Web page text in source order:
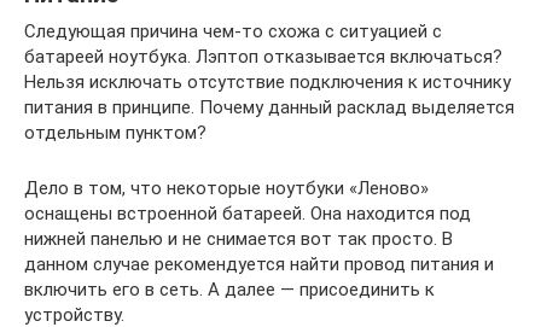
Следующая причина чем-то схожа с ситуацией с
батареей ноутбука. Лэптоп отказывается включаться?
Нельзя исключать отсутствие подключения к источнику
питания в принципе. Почему данный расклад выделяется
отдельным пунктом?
Дело в том, что некоторые ноутбуки «Леново»
оснащены встроенной батареей. Она находится под
нижней панелью и не снимается вот так просто. В
данном случае рекомендуется найти провод питания и
включить его в сеть. А далее — присоединить к
устройству.